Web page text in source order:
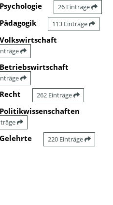
26 Einträge
113 Einträge
262 Einträge
220 Einträge